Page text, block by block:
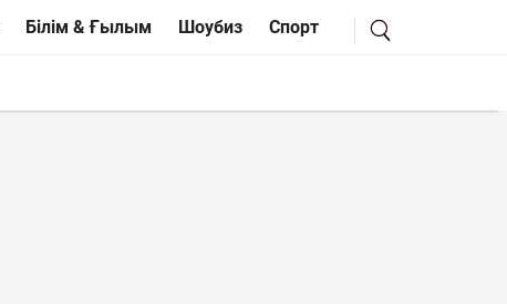
Білім & Ғылым Шоубиз Спорт